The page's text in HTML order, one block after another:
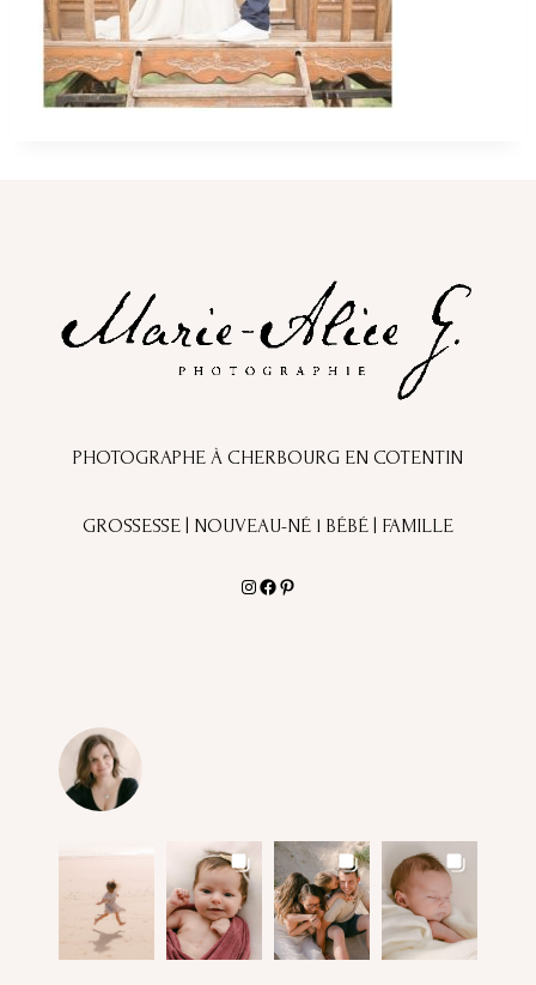
PHOTOGRAPHE À CHERBOURG EN COTENTIN
GROSSESSE | NOUVEAU-NÉ l BÉBÉ | FAMILLE
Instagram
Facebook
Pinterest